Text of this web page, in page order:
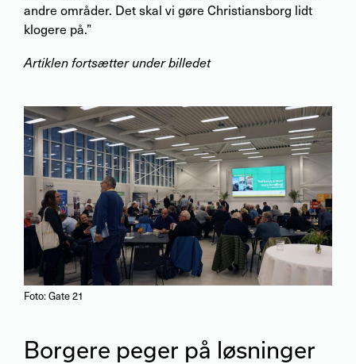
andre områder. Det skal vi gøre Christiansborg lidt
klogere på.”
Artiklen fortsætter under billedet
Foto: Gate 21
Borgere peger på løsninger